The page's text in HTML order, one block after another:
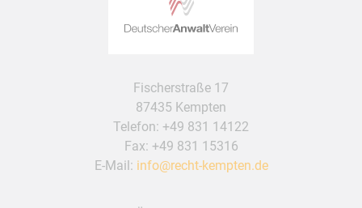
Fischerstraße 17
87435 Kempten
Telefon: +49 831 14122
Fax: +49 831 15316
E-Mail: info@recht-kempten.de